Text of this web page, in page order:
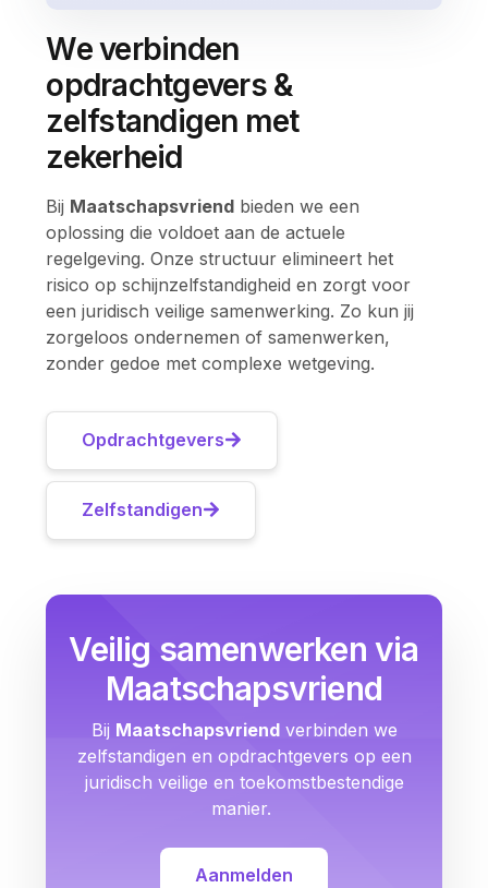
We verbinden
opdrachtgevers &
zelfstandigen met
zekerheid
Bij Maatschapsvriend bieden we een
oplossing die voldoet aan de actuele
regelgeving. Onze structuur elimineert het
risico op schijnzelfstandigheid en zorgt voor
een juridisch veilige samenwerking. Zo kun jij
zorgeloos ondernemen of samenwerken,
zonder gedoe met complexe wetgeving.
Opdrachtgevers
Zelfstandigen
Veilig samenwerken via
Maatschapsvriend
Bij Maatschapsvriendverbinden we
zelfstandigen en opdrachtgevers op een
juridisch veilige en toekomstbestendige
manier.
Aanmelden